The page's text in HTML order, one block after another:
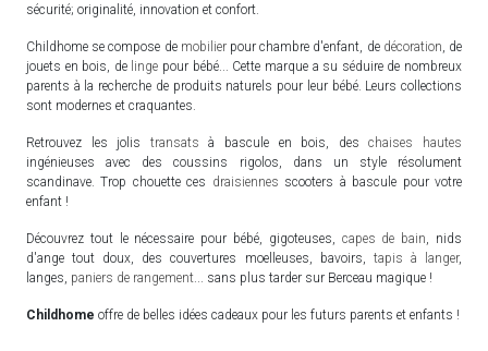
sécurité; originalité, innovation et confort.
Childhome se compose de mobilierpour chambre d'enfant, de décoration , de
jouets en bois, de linge pour bébé... Cette marque a su séduire de nombreux
parents à la recherche de produits naturels pour leur bébé. Leurs collections
sont modernes et craquantes.
Retrouvez les jolis transats à bascule en bois, deschaises hautes
ingénieuses avec des coussins rigolos, dans un style résolument
scandinave. Trop chouette ces draisiennes scooters à bascule pour votre
enfant !
Découvrez tout le nécessaire pour bébé, gigoteuses, capes de bain , nids
d'ange tout doux, des couvertures moelleuses, bavoirs,
tapis à langer,
langes, paniers de rangement ... sans plus tarder sur Berceau magique !
Childhome offre de belles idées cadeaux pour les futurs parents et enfants !